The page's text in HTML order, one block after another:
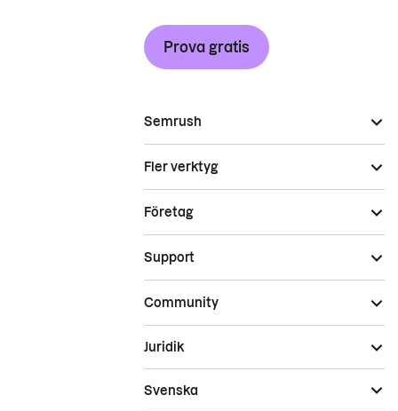
Prova gratis
Semrush
Fler verktyg
Företag
Support
Community
Juridik
Svenska